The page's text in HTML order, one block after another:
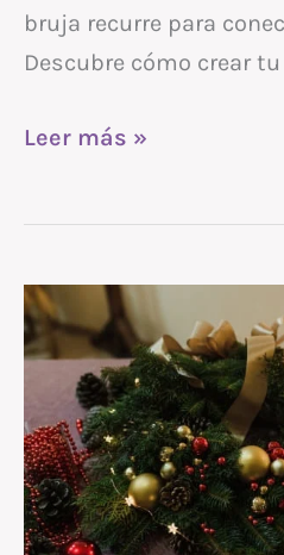
bruja recurre para
Descubre cómo crear
Leer más »
Cómo
celebrar
–
El
solsticio
de